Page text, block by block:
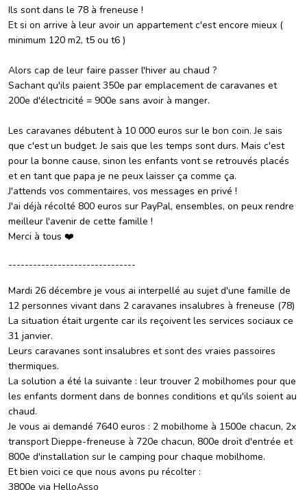
Ils sont dans le 78 à freneuse !
Et si on arrive à leur avoir un appartement c'est encore mieux (
minimum 120 m2, t5 ou t6 )
Alors cap de leur faire passer l'hiver au chaud ?
Sachant qu'ils paient 350e par emplacement de caravanes et
200e d'électricité = 900e sans avoir à manger.
Les caravanes débutent à 10 000 euros sur le bon coin. Je sais
que c'est un budget. Je sais que les temps sont durs. Mais c'est
pour la bonne cause, sinon les enfants vont se retrouvés placés
et en tant que papa je ne peux laisser ça comme ça.
J'attends vos commentaires, vos messages en privé !
J'ai déjà récolté 800 euros sur PayPal, ensembles, on peux rendre
meilleur l'avenir de cette famille !
Merci à tous ❤️
-------------------------------
Mardi 26 décembre je vous ai interpellé au sujet d'une famille de
12 personnes vivant dans 2 caravanes insalubres à freneuse (78)
La situation était urgente car ils reçoivent les services sociaux ce
31 janvier.
Leurs caravanes sont insalubres et sont des vraies passoires
thermiques.
La solution a été la suivante : leur trouver 2 mobilhomes pour que
les enfants dorment dans de bonnes conditions et qu'ils soient au
chaud.
Je vous ai demandé 7640 euros : 2 mobilhome à 1500e chacun, 2x
transport Dieppe-freneuse à 720e chacun, 800e droit d'entrée et
800e d'installation sur le camping pour chaque mobilhome.
Et bien voici ce que nous avons pu récolter :
3800e via HelloAsso